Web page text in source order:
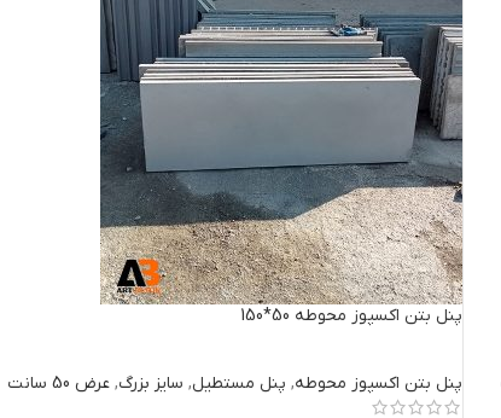
پنل بتن اکسپوز محوطه 50*150
پنل بتن اکسپوز محوطه, پنل مستطیل, سایز بزرگ, عرض 50 سانت